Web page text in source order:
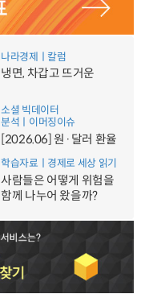
나라경제ㅣ칼럼
냉면, 차갑고 뜨거운
소셜 빅데이터
분석ㅣ이머징이슈
[2026.06] 원·달러 환율
학습자료ㅣ경제로 세상 읽기
사람들은 어떻게 위험을
함께 나누어 왔을까?